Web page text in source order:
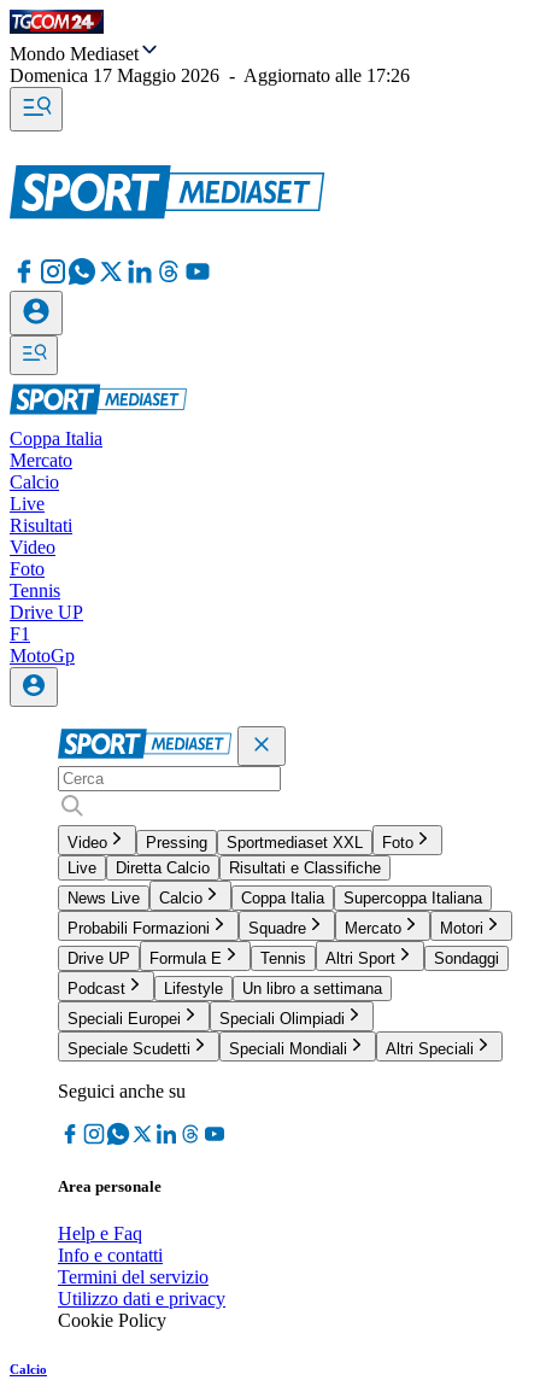
Mondo Mediaset
Domenica 17 Maggio 2026 - Aggiornato alle 17:26
Coppa Italia
Mercato
Calcio
Live
Risultati
Video
Foto
Tennis
Drive UP
F1
MotoGp
Video Pressing Sportmediaset XXL
Foto
Live
Diretta Calcio
Risultati e Classifiche
News Live
Calcio Coppa Italia
Supercoppa Italiana
Probabili Formazioni
Squadre Mercato
Motori
Drive UP
Formula E Tennis Altri Sport
Sondaggi
Podcast
Lifestyle
Un libro a settimana
Speciali Europei
Speciali Olimpiadi
Speciale Scudetti
Speciali Mondiali Altri Speciali
Seguici anche su
Area personale
Help e Faq
Info e contatti
Termini del servizio
Utilizzo dati e privacy
Cookie Policy
Calcio